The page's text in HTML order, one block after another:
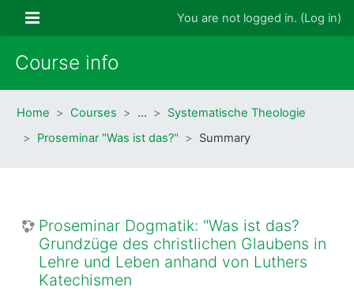
Side panel You are not logged in. (Log in)
Course info
Home Courses …
Systematische Theologie
Proseminar "Was ist das?"
Summary
Proseminar Dogmatik: "Was ist das?
Grundzüge des christlichen Glaubens in
Lehre und Leben anhand von Luthers
Katechismen